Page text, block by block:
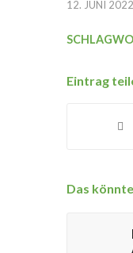
12. JUNI 2022
Eintrag
Das